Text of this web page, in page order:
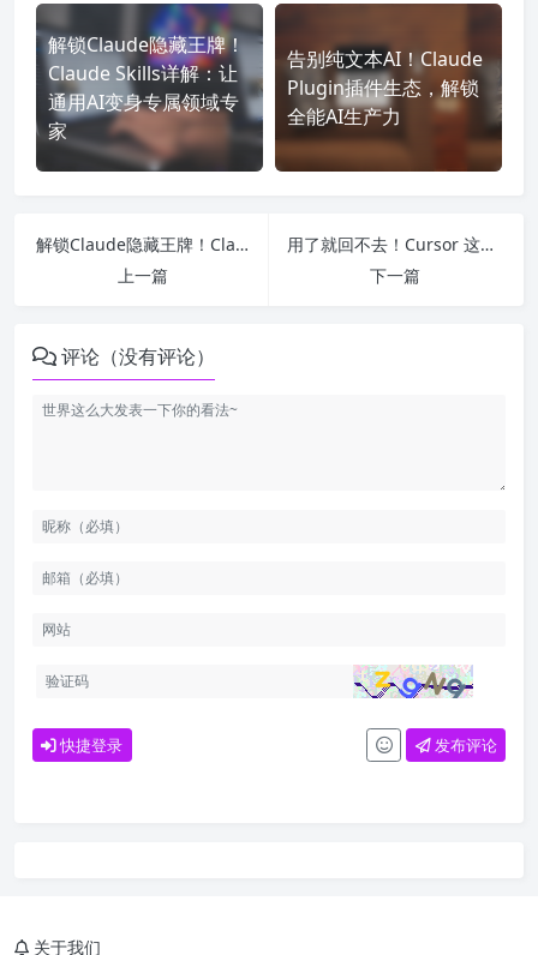
解锁Claude隐藏王牌！
Claude Skills详解：让
通用AI变身专属领域专
家
告别纯文本AI！Claude
Plugin插件生态，解锁
全能AI生产力
解锁Claude隐藏王牌！Claude Skills详解：让通用AI变身专属领域专家
上一篇
用了就回不去！Cursor 这款AI编程神器，彻底改写开发效率
下一篇
评论（没有评论）
快捷登录 发布评论
关于我们